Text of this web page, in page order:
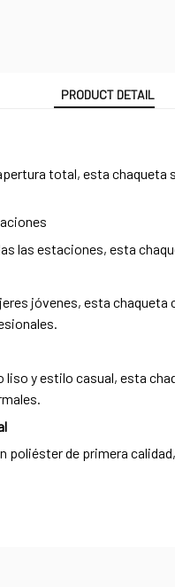
PRODUCT DETAIL
total, esta chaqueta
las estaciones, esta
jóvenes, esta
liso y estilo casual, esta
poliéster de primera